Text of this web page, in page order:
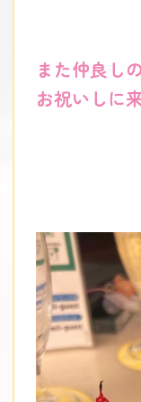
また仲良し
お祝いしに